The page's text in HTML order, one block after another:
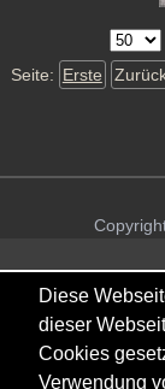
Seite: Erste
Diese
dieser
Cookies
Verwendung